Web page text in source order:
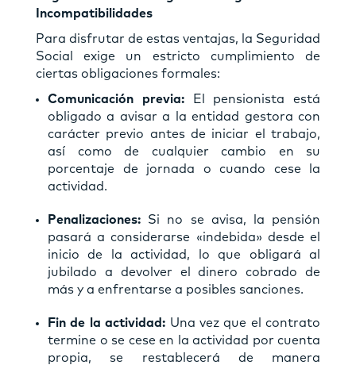
Incompatibilidades
Para disfrutar de estas ventajas, la Seguridad
Social exige un estricto cumplimiento de
ciertas obligaciones formales:
Comunicación previa:El pensionista está
obligado a avisar a la entidad gestora con
carácter previo antes de iniciar el trabajo,
así como de cualquier cambio en su
porcentaje de jornada o cuando cese la
actividad.
Penalizaciones: Si no se avisa, la pensión
pasará a considerarse «indebida» desde el
inicio de la actividad, lo que obligará al
jubilado a devolver el dinero cobrado de
más y a enfrentarse a posibles sanciones.
Fin de la actividad: Una vez que el contrato
termine o se cese en la actividad por cuenta
propia, se restablecerá de manera